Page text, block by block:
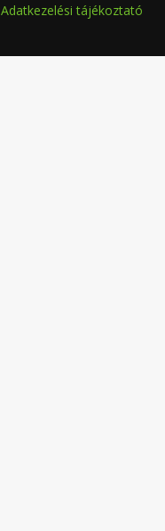
Adatkezelési tájékoztató